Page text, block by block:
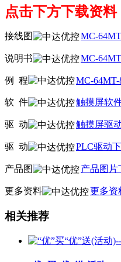
点击下方下载资料
接线图 MC-
说明书 MC-
例 程 MC-
软 件 触摸屏软
驱 动 触摸屏驱
驱 动 PLC驱动
产品图 产品图片
更多资料 更多资
相关推荐